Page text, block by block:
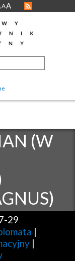
AA
(W
29
|
|